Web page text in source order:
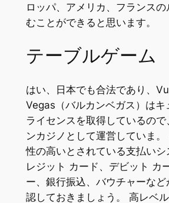
ロッパ、アメリカ、フランス
むことができると思います。
テーブルゲーム
はい、日本でも合法であり、
Vegas（バルカンベガス）はキ
ライセンスを取得しているので
ンカジノとして運営していま
性の高いとされている支払いシ
レジット カード、デビット カ
ー、銀行振込、バウチャーな
認しておきましょう。 高レベ